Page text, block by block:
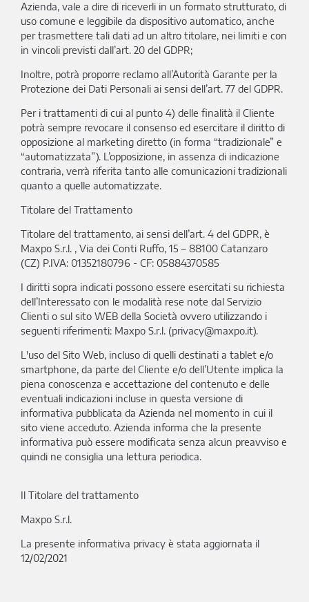
Azienda, vale a dire di riceverli in un formato strutturato, di
uso comune e leggibile da dispositivo automatico, anche
per trasmettere tali dati ad un altro titolare, nei limiti e con
in vincoli previsti dall’art. 20 del GDPR;
Inoltre, potrà proporre reclamo all’Autorità Garante per la
Protezione dei Dati Personali ai sensi dell’art. 77 del GDPR.
Per i trattamenti di cui al punto 4) delle finalità il Cliente
potrà sempre revocare il consenso ed esercitare il diritto di
opposizione al marketing diretto (in forma “tradizionale” e
“automatizzata”). L’opposizione, in assenza di indicazione
contraria, verrà riferita tanto alle comunicazioni tradizionali
quanto a quelle automatizzate.
Titolare del Trattamento
Titolare del trattamento, ai sensi dell’art. 4 del GDPR, è
Maxpo S.r.l. , Via dei Conti Ruffo, 15 – 88100 Catanzaro
(CZ) P.IVA: 01352180796 - CF: 05884370585
I diritti sopra indicati possono essere esercitati su richiesta
dell’Interessato con le modalità rese note dal Servizio
Clienti o sul sito WEB della Società ovvero utilizzando i
seguenti riferimenti: Maxpo S.r.l. (privacy@maxpo.it).
L'uso del Sito Web, incluso di quelli destinati a tablet e/o
smartphone, da parte del Cliente e/o dell’Utente implica la
piena conoscenza e accettazione del contenuto e delle
eventuali indicazioni incluse in questa versione di
informativa pubblicata da Azienda nel momento in cui il
sito viene acceduto. Azienda informa che la presente
informativa può essere modificata senza alcun preavviso e
quindi ne consiglia una lettura periodica.
Il Titolare del trattamento
Maxpo S.r.l.
La presente informativa privacy è stata aggiornata il
12/02/2021